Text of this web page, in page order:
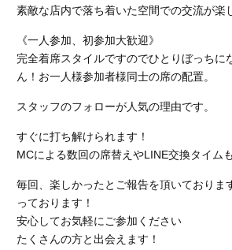
素敵な店内で落ち着いた空間での交流が楽
《一人参加、初参加大歓迎》
完全着席スタイルですのでひとりぼっちに
ん！お一人様参加者様同士の席の配置。
スタッフのフォローが人気の理由です。
すぐに打ち解けられます！
MCによる数回の席替えやLINE交換タイム
毎回、楽しかったとご報告を頂いておりま
っております！
安心してお気軽にご参加ください
たくさんの方と出会えます！